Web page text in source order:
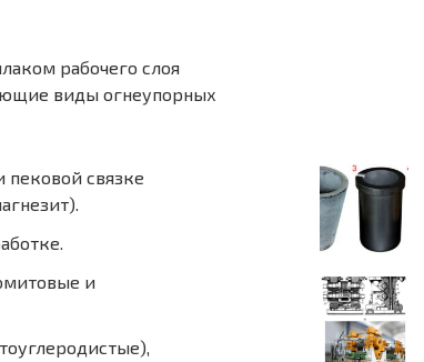
рабочего слоя
виды огнеупорных
пековой связке
и